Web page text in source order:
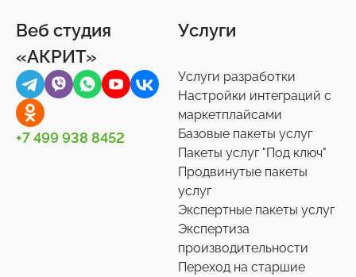
Веб студия
«АКРИТ»
+7 499 938 8452
Услуги
Услуги разработки
Настройки интеграций с
маркетплайсами
Базовые пакеты услуг
Пакеты услуг "Под ключ"
Продвинутые пакеты
услуг
Экспертные пакеты услуг
Экспертиза
производительности
Переход на старшие